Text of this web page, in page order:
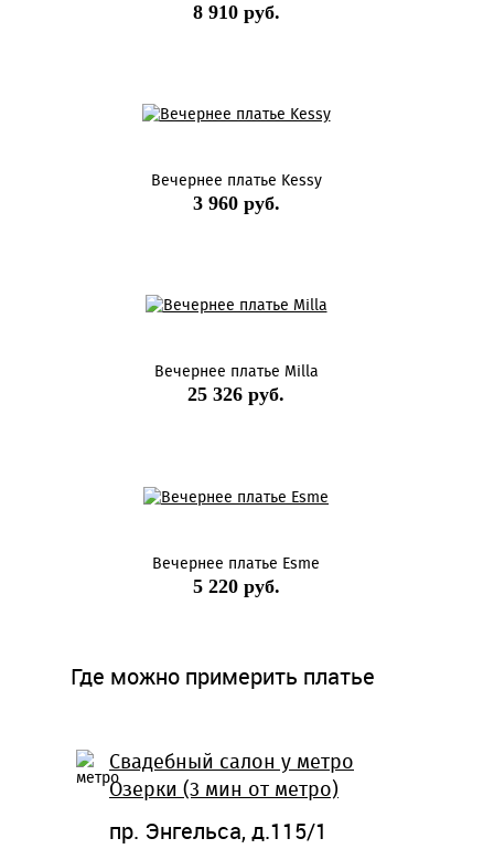
8 910 руб.
Вечернее платье Kessy
3 960 руб.
Вечернее платье Milla
25 326 руб.
Вечернее платье Esme
5 220 руб.
Где можно примерить платье
Свадебный салон у метро
Озерки (3 мин от метро)
пр. Энгельса, д.115/1